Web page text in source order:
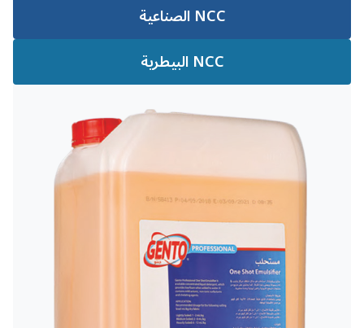
NCC الصناعية
NCC البيطرية